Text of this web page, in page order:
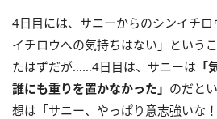
4日目には、サニーからのシンイチ
イチロウへの気持ちはない」という
たはずだが……4日目は、サニーは 「
誰にも重りを置かなかった」 のだと
想は「サニー、やっぱり意志強いな